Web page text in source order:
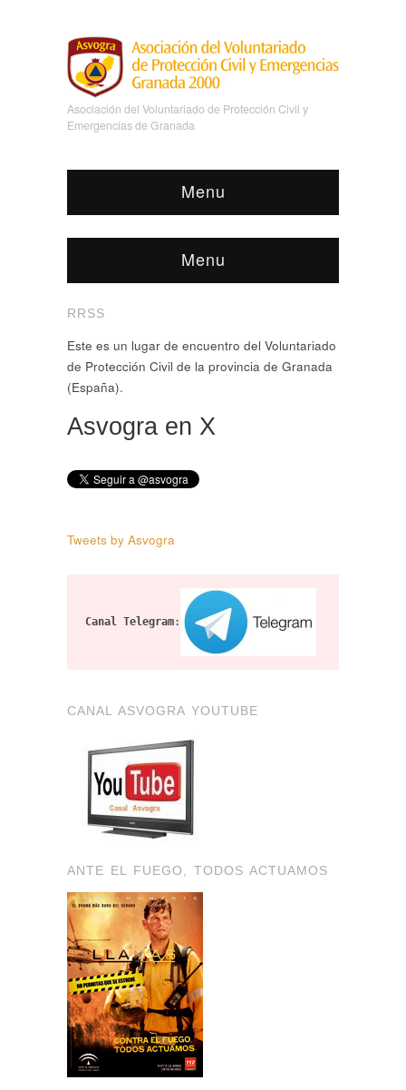
Asociación del Voluntariado de Protección Civil y
Emergencias de Granada
Menu
Menu
RRSS
Este es un lugar de encuentro del Voluntariado
de Protección Civil de la provincia de Granada
(España).
Asvogra en X
Tweets by Asvogra
Canal Telegram:
CANAL ASVOGRA YOUTUBE
ANTE EL FUEGO, TODOS ACTUAMOS